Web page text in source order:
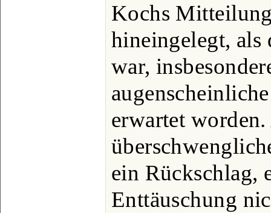
Kochs
hineingelegt, als
war,
erwartet
ein Rückschlag,
Enttäuschung